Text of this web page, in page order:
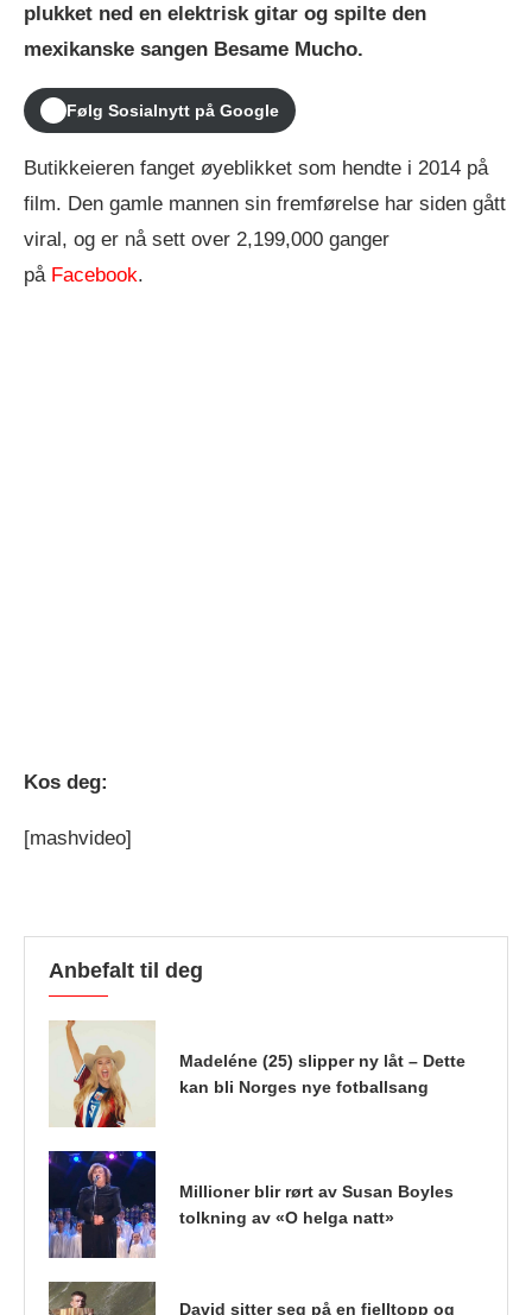
plukket ned en elektrisk gitar og spilte den
mexikanske sangen Besame Mucho.
Følg Sosialnytt på Google
Butikkeieren fanget øyeblikket som hendte i 2014 på
film. Den gamle mannen sin fremførelse har siden gått
viral, og er nå sett over 2,199,000 ganger
på Facebook.
Kos deg:
[mashvideo]
Anbefalt til deg
Madeléne (25) slipper ny låt – Dette
kan bli Norges nye fotballsang
Millioner blir rørt av Susan Boyles
tolkning av «O helga natt»
David sitter seg på en fjelltopp og